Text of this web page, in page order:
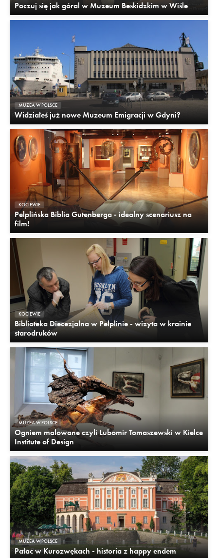
Poczuj się jak góral w Muzeum Beskidzkim w Wiśle
MUZEA W POLSCE
Widziałeś już nowe Muzeum Emigracji w Gdyni?
KOCIEWIE
Pelplińska Biblia Gutenberga - idealny scenariusz na
film!
KOCIEWIE
Biblioteka Diecezjalna w Pelplinie - wizyta w krainie
starodruków
MUZEA W POLSCE
Ogniem malowane czyli Lubomir Tomaszewski w Kielce
Institute of Design
MUZEA W POLSCE
Pałac w Kurozwękach - historia z happy endem